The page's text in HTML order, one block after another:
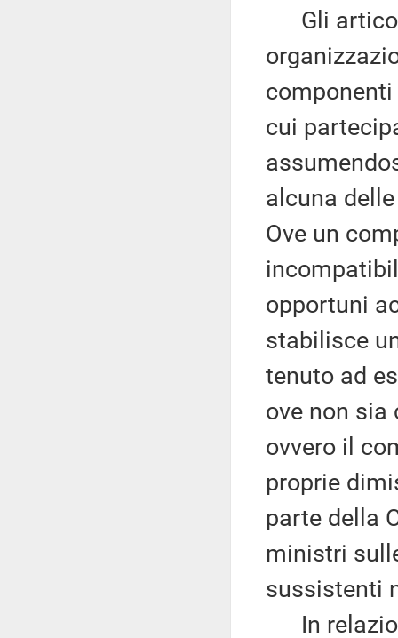
Gli
cui
alcuna
Ove un
opportuni
stabilisce
tenuto ad
ove non
ovvero il
proprie
parte della
ministri
sussistenti
In